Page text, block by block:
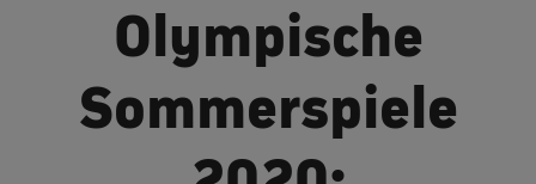
Olympische
Sommerspiele